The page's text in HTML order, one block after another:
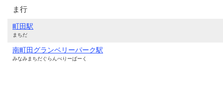
ま行
町田駅
まちだ
南町田グランベリーパーク駅
みなみまちだぐらんべりーぱーく